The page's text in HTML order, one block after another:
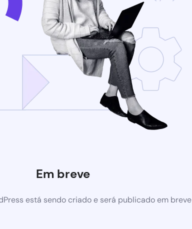
Em breve
está sendo criado e será publicado em breve